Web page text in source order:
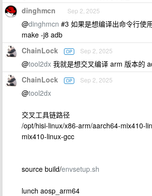
dinghmcn Sep 2, 2025
@dinghmcn #3 如果是想编译出命令行使
make -j8 adb
ChainLock OP Sep 2, 2025
@tool2dx 我就是想交叉编译 arm 版本的
ChainLock OP Sep 2, 2025
@tool2dx
交叉工具链路径
/opt/hisi-linux/x86-arm/aarch64-mix410-
mix410-linux-gcc
source build/envsetup.sh
lunch aosp_arm64